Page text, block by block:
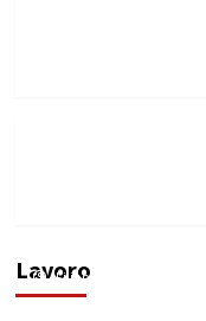
Lavoro
Vino in Italia: il
Filippo Cardinale